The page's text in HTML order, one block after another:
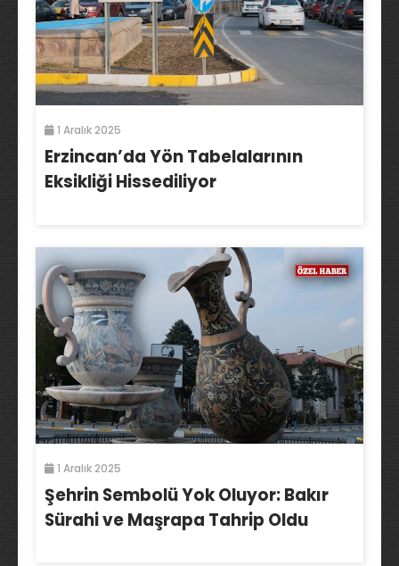
1 Aralık 2025
Erzincan’da Yön Tabelalarının
Eksikliği Hissediliyor
1 Aralık 2025
Şehrin Sembolü Yok Oluyor: Bakır
Sürahi ve Maşrapa Tahrip Oldu